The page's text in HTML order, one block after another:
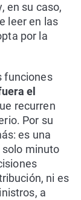
en su caso,
leer en las
por la
funciones
el
recurren
Por su
es una
solo minuto
ni es
a